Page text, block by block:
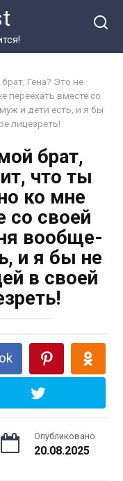
Гена? Это не
переехать вместе со
и дети есть, и я бы
лицезреть!
брат,
что ты
ко мне
со своей
вообще-
и я бы не
в своей
Опубликовано
20.08.2025